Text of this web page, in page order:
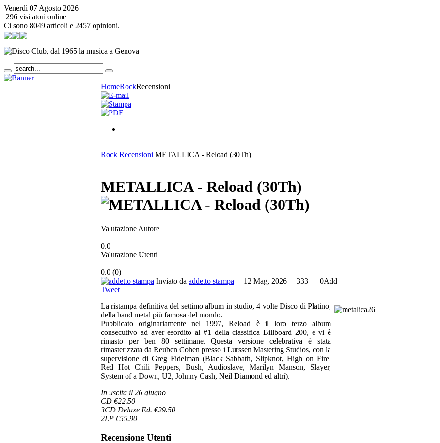
Venerdì 07 Agosto 2026
296 visitatori online
Ci sono 8049 articoli e 2457 opinioni.
HomeRockRecensioni
Rock Recensioni METALLICA - Reload (30Th)
METALLICA - Reload (30Th)
Valutazione Autore
0.0
Valutazione Utenti
0.0 (0)
Inviato da addetto stampa 12 Mag, 2026 333 0Add
Tweet
La ristampa definitiva del settimo album in studio, 4 volte Disco di Platino,
della band metal più famosa del mondo.
Pubblicato originariamente nel 1997, Reload è il loro terzo album
consecutivo ad aver esordito al #1 della classifica Billboard 200, e vi è
rimasto per ben 80 settimane. Questa versione celebrativa è stata
rimasterizzata da Reuben Cohen presso i Lurssen Mastering Studios, con la
supervisione di Greg Fidelman (Black Sabbath, Slipknot, High on Fire,
Red Hot Chili Peppers, Bush, Audioslave, Marilyn Manson, Slayer,
System of a Down, U2, Johnny Cash, Neil Diamond ed altri).
In uscita il 26 giugno
CD €22.50
3CD Deluxe Ed. €29.50
2LP €55.90
Recensione Utenti